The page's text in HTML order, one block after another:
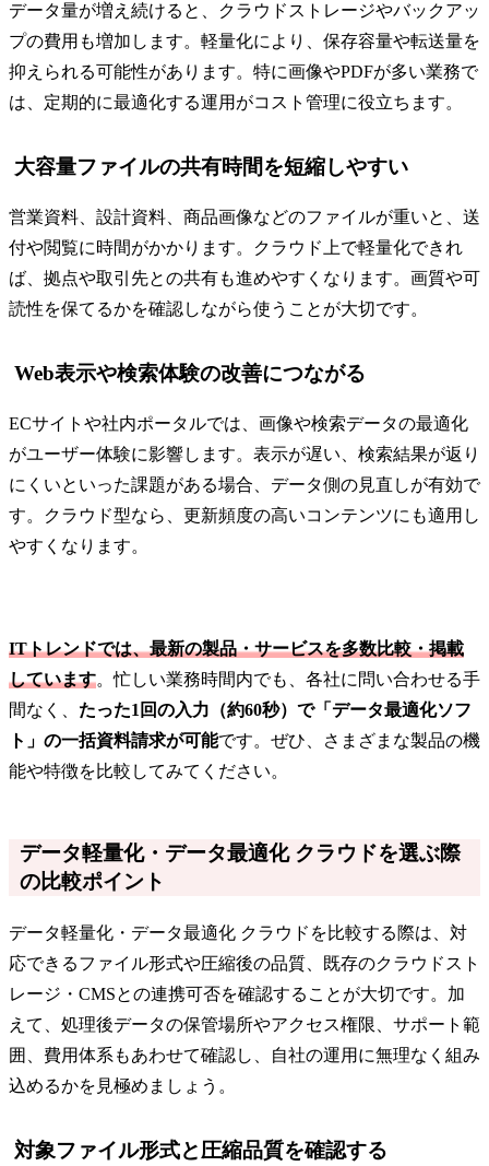
データ量が増え続けると、クラウドストレージやバックアッ
プの費用も増加します。軽量化により、保存容量や転送量を
抑えられる可能性があります。特に画像やPDFが多い業務で
は、定期的に最適化する運用がコスト管理に役立ちます。
大容量ファイルの共有時間を短縮しやすい
営業資料、設計資料、商品画像などのファイルが重いと、送
付や閲覧に時間がかかります。クラウド上で軽量化できれ
ば、拠点や取引先との共有も進めやすくなります。画質や可
読性を保てるかを確認しながら使うことが大切です。
Web表示や検索体験の改善につながる
ECサイトや社内ポータルでは、画像や検索データの最適化
がユーザー体験に影響します。表示が遅い、検索結果が返り
にくいといった課題がある場合、データ側の見直しが有効で
す。クラウド型なら、更新頻度の高いコンテンツにも適用し
やすくなります。
ITトレンドでは、最新の製品・サービスを多数比較・掲載
しています。忙しい業務時間内でも、各社に問い合わせる手
間なく、 たった1回の入力（約60秒）で「データ最適化ソフ
ト」の一括資料請求が可能です。ぜひ、さまざまな製品の機
能や特徴を比較してみてください。
データ軽量化・データ最適化 クラウドを選ぶ際
の比較ポイント
データ軽量化・データ最適化 クラウドを比較する際は、対
応できるファイル形式や圧縮後の品質、既存のクラウドスト
レージ・CMSとの連携可否を確認することが大切です。加
えて、処理後データの保管場所やアクセス権限、サポート範
囲、費用体系もあわせて確認し、自社の運用に無理なく組み
込めるかを見極めましょう。
対象ファイル形式と圧縮品質を確認する